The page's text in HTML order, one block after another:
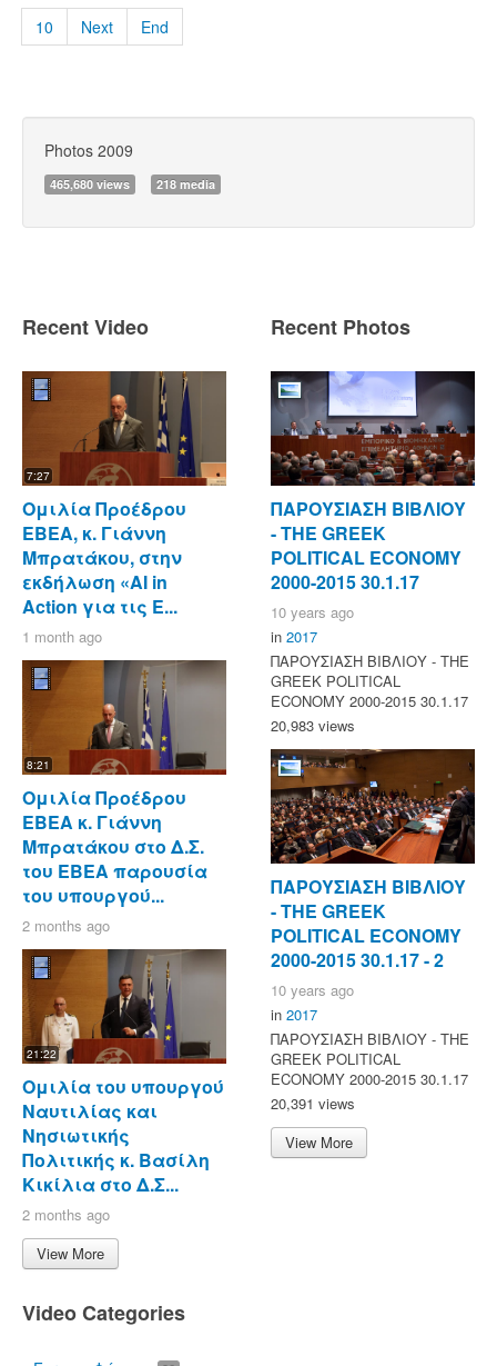
10 Next End
Photos 2009
465,680 views 218 media
Recent Video
7:27
Ομιλία Προέδρου
ΕΒΕΑ, κ. Γιάννη
Μπρατάκου, στην
εκδήλωση «AI in
Action για τις Ε...
1 month ago
8:21
Ομιλία Προέδρου
ΕΒΕΑ κ. Γιάννη
Μπρατάκου στο Δ.Σ.
του ΕΒΕΑ παρουσία
του υπουργού...
2 months ago
21:22
Ομιλία του υπουργού
Ναυτιλίας και
Νησιωτικής
Πολιτικής κ. Βασίλη
Κικίλια στο Δ.Σ...
2 months ago
View More
Video Categories
Recent Photos
ΠΑΡΟΥΣΙΑΣΗ ΒΙΒΛΙΟΥ
- ΤΗΕ GREEK
POLITICAL ECONOMY
2000-2015 30.1.17
10 years ago
in 2017
ΠΑΡΟΥΣΙΑΣΗ ΒΙΒΛΙΟΥ - ΤΗΕ
GREEK POLITICAL
ECONOMY 2000-2015 30.1.17
20,983 views
ΠΑΡΟΥΣΙΑΣΗ ΒΙΒΛΙΟΥ
- ΤΗΕ GREEK
POLITICAL ECONOMY
2000-2015 30.1.17 - 2
10 years ago
in 2017
ΠΑΡΟΥΣΙΑΣΗ ΒΙΒΛΙΟΥ - ΤΗΕ
GREEK POLITICAL
ECONOMY 2000-2015 30.1.17
20,391 views
View More